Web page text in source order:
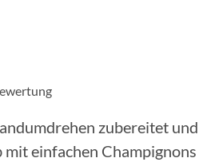
zubereitet und
mit einfachen Champignons